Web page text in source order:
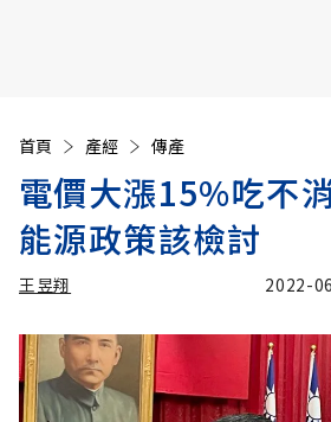
首頁 產經 傳產
電價大漲15%吃不
能源政策該檢討
王昱翔 2022-